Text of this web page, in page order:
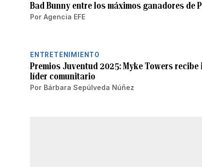
Bad Bunny entre los máximos ganadores de
Por Agencia EFE
ENTRETENIMIENTO
Premios Juventud 2025: Myke Towers
líder comunitario
Por Bárbara Sepúlveda Núñez